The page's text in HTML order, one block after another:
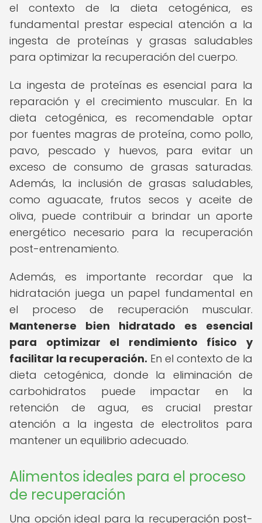
el contexto de la dieta cetogénica, es
fundamental prestar especial atención a la
ingesta de proteínas y grasas saludables
para optimizar la recuperación del cuerpo.
La ingesta de proteínas es esencial para la
reparación y el crecimiento muscular. En la
dieta cetogénica, es recomendable optar
por fuentes magras de proteína, como pollo,
pavo, pescado y huevos, para evitar un
exceso de consumo de grasas saturadas.
Además, la inclusión de grasas saludables,
como aguacate, frutos secos y aceite de
oliva, puede contribuir a brindar un aporte
energético necesario para la recuperación
post-entrenamiento.
Además, es importante recordar que la
hidratación juega un papel fundamental en
el proceso de recuperación muscular.
Mantenerse bien hidratado es esencial
para optimizar el rendimiento físico y
facilitar la recuperación. En el contexto de la
dieta cetogénica, donde la eliminación de
carbohidratos puede impactar en la
retención de agua, es crucial prestar
atención a la ingesta de electrolitos para
mantener un equilibrio adecuado.
Alimentos ideales para el proceso
de recuperación
Una opción ideal para la recuperación post-